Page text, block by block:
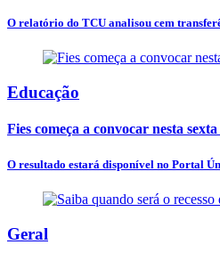
O relatório do TCU analisou cem
Educação
Fies começa a convocar nesta
O resultado estará disponível no Portal
Geral